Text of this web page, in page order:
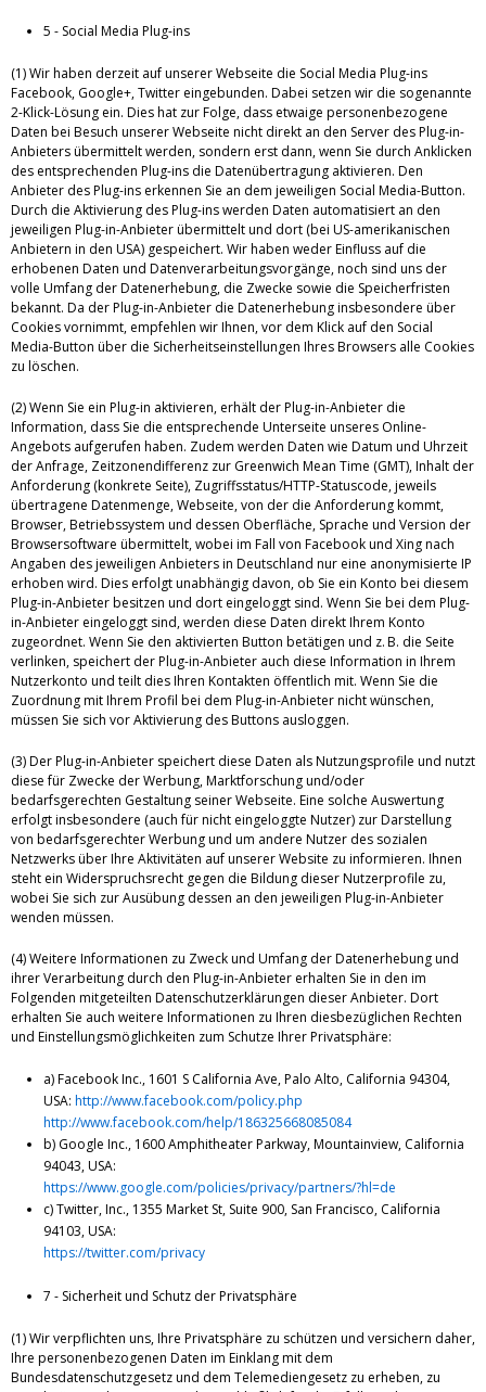
5 - Social Media Plug-ins
(1) Wir haben derzeit auf unserer Webseite die Social Media Plug-ins
Facebook, Google+, Twitter eingebunden. Dabei setzen wir die sogenannte
2-Klick-Lösung ein. Dies hat zur Folge, dass etwaige personenbezogene
Daten bei Besuch unserer Webseite nicht direkt an den Server des Plug-in-
Anbieters übermittelt werden, sondern erst dann, wenn Sie durch Anklicken
des entsprechenden Plug-ins die Datenübertragung aktivieren. Den
Anbieter des Plug-ins erkennen Sie an dem jeweiligen Social Media-Button.
Durch die Aktivierung des Plug-ins werden Daten automatisiert an den
jeweiligen Plug-in-Anbieter übermittelt und dort (bei US-amerikanischen
Anbietern in den USA) gespeichert. Wir haben weder Einfluss auf die
erhobenen Daten und Datenverarbeitungsvorgänge, noch sind uns der
volle Umfang der Datenerhebung, die Zwecke sowie die Speicherfristen
bekannt. Da der Plug-in-Anbieter die Datenerhebung insbesondere über
Cookies vornimmt, empfehlen wir Ihnen, vor dem Klick auf den Social
Media-Button über die Sicherheitseinstellungen Ihres Browsers alle Cookies
zu löschen.
(2) Wenn Sie ein Plug-in aktivieren, erhält der Plug-in-Anbieter die
Information, dass Sie die entsprechende Unterseite unseres Online-
Angebots aufgerufen haben. Zudem werden Daten wie Datum und Uhrzeit
der Anfrage, Zeitzonendifferenz zur Greenwich Mean Time (GMT), Inhalt der
Anforderung (konkrete Seite), Zugriffsstatus/HTTP-Statuscode, jeweils
übertragene Datenmenge, Webseite, von der die Anforderung kommt,
Browser, Betriebssystem und dessen Oberfläche, Sprache und Version der
Browsersoftware übermittelt, wobei im Fall von Facebook und Xing nach
Angaben des jeweiligen Anbieters in Deutschland nur eine anonymisierte IP
erhoben wird. Dies erfolgt unabhängig davon, ob Sie ein Konto bei diesem
Plug-in-Anbieter besitzen und dort eingeloggt sind. Wenn Sie bei dem Plug-
in-Anbieter eingeloggt sind, werden diese Daten direkt Ihrem Konto
zugeordnet. Wenn Sie den aktivierten Button betätigen und z. B. die Seite
verlinken, speichert der Plug-in-Anbieter auch diese Information in Ihrem
Nutzerkonto und teilt dies Ihren Kontakten öffentlich mit. Wenn Sie die
Zuordnung mit Ihrem Profil bei dem Plug-in-Anbieter nicht wünschen,
müssen Sie sich vor Aktivierung des Buttons ausloggen.
(3) Der Plug-in-Anbieter speichert diese Daten als Nutzungsprofile und nutzt
diese für Zwecke der Werbung, Marktforschung und/oder
bedarfsgerechten Gestaltung seiner Webseite. Eine solche Auswertung
erfolgt insbesondere (auch für nicht eingeloggte Nutzer) zur Darstellung
von bedarfsgerechter Werbung und um andere Nutzer des sozialen
Netzwerks über Ihre Aktivitäten auf unserer Website zu informieren. Ihnen
steht ein Widerspruchsrecht gegen die Bildung dieser Nutzerprofile zu,
wobei Sie sich zur Ausübung dessen an den jeweiligen Plug-in-Anbieter
wenden müssen.
(4) Weitere Informationen zu Zweck und Umfang der Datenerhebung und
ihrer Verarbeitung durch den Plug-in-Anbieter erhalten Sie in den im
Folgenden mitgeteilten Datenschutzerklärungen dieser Anbieter. Dort
erhalten Sie auch weitere Informationen zu Ihren diesbezüglichen Rechten
und Einstellungsmöglichkeiten zum Schutze Ihrer Privatsphäre:
a) Facebook Inc., 1601 S California Ave, Palo Alto, California 94304,
USA: http://www.facebook.com/policy.php
http://www.facebook.com/help/186325668085084
b) Google Inc., 1600 Amphitheater Parkway, Mountainview, California
94043, USA:
https://www.google.com/policies/privacy/partners/?hl=de
c) Twitter, Inc., 1355 Market St, Suite 900, San Francisco, California
94103, USA:
https://twitter.com/privacy
7 - Sicherheit und Schutz der Privatsphäre
(1) Wir verpflichten uns, Ihre Privatsphäre zu schützen und versichern daher,
Ihre personenbezogenen Daten im Einklang mit dem
Bundesdatenschutzgesetz und dem Telemediengesetz zu erheben, zu